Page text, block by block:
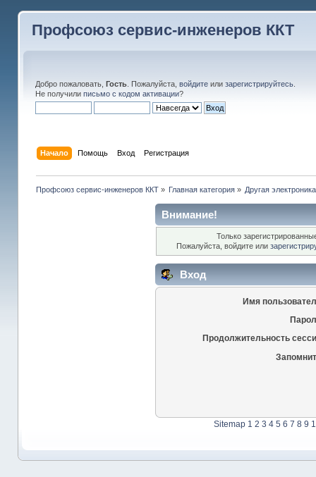
Профсоюз сервис-инженеров ККТ
Добро пожаловать, Гость. Пожалуйста, войдитеили зарегистрируйтесь.
Не получили письмо с кодом активации?
Начало Помощь Вход Регистрация
Профсоюз сервис-инженеров ККТ» Главная категория » Другая электроника
Внимание!
Только
Пожалуйста, войдите или
Вход
Имя
Продолжительность
Sitemap 1 2 3 4 5 6 7 8 9